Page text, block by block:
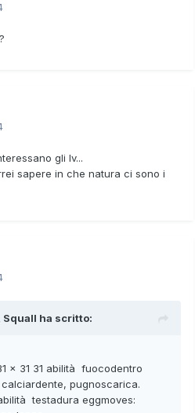
gli Iv...
sapere in che natura ci sono i
Squall ha scritto:
x 31 31 abilità fuocodentro
pugnoscarica.
testadura eggmoves: